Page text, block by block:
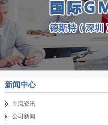
新闻中心
主流资讯
公司新闻